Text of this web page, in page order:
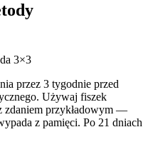
3×3
przez 3 tygodnie przed
Używaj fiszek
przykładowym —
z pamięci. Po 21 dniach